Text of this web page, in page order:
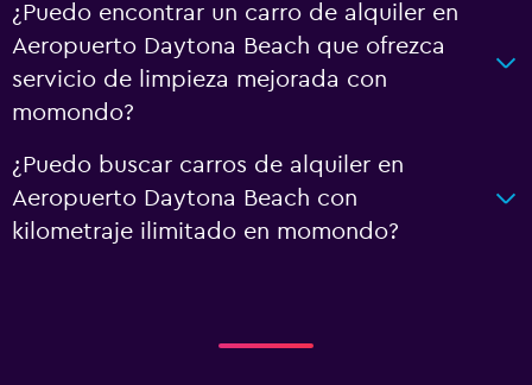
¿Puedo encontrar un carro de alquiler en
Aeropuerto Daytona Beach que ofrezca
servicio de limpieza mejorada con
momondo?
¿Puedo buscar carros de alquiler en
Aeropuerto Daytona Beach con
kilometraje ilimitado en momondo?